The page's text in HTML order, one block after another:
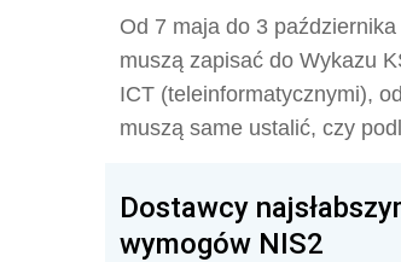
Od 7 maja do 3
muszą zapisać do Wykazu
ICT (teleinformatycznymi),
muszą same ustalić, czy
Dostawcy
wymogów NIS2